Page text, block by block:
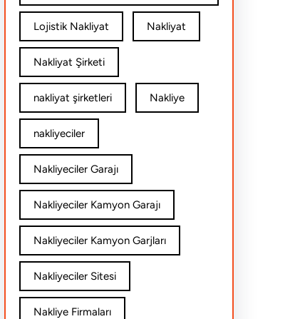
Lojistik Nakliyat Nakliyat
Nakliyat Şirketi
nakliyat şirketleri Nakliye
nakliyeciler
Nakliyeciler Garajı
Nakliyeciler Kamyon Garajı
Nakliyeciler Kamyon Garjları
Nakliyeciler Sitesi
Nakliye Firmaları